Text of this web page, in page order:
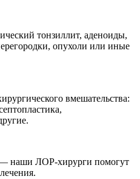
тонзиллит, аденоиды,
опухоли или иные
вмешательства:
— наши ЛОР-хирурги помогут